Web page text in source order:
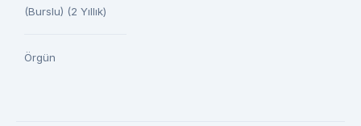
(Burslu) (2 Yıllık)
Örgün